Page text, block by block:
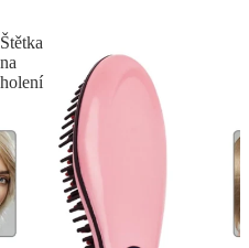
Štětka
na
holení